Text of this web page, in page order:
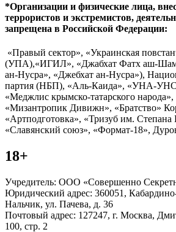
*Организации и физические лица,
террористов и экстремистов,
запрещена в Российской Федерации:
«Правый сектор», «Украинская
(УПА),«ИГИЛ», «Джабхат Фатх аш-
ан-Нусра», «Джебхат ан-Нусра»),
партия (НБП), «Аль-Каида», «УНА-
«Меджлис крымско-татарского
«Мизантропик Дивижн», «Братство»
«Артподготовка», «Тризуб им.
«Славянский союз», «Формат-18»,
18+
Учредитель: ООО «Совершенно
Юридический адрес: 360051,
Нальчик, ул. Пачева, д. 36
Почтовый адрес: 127247, г. Москва,
100, стр. 2